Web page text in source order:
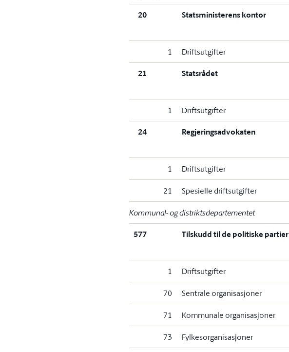
20 Statsministerens kontor
1 Driftsutgifter
21 Statsrådet
1 Driftsutgifter
24 Regjeringsadvokaten
1 Driftsutgifter
21 Spesielle driftsutgifter
Kommunal- og distriktsdepartementet
577 Tilskudd til de politiske partier
1 Driftsutgifter
70 Sentrale organisasjoner
71 Kommunale organisasjoner
73 Fylkesorganisasjoner